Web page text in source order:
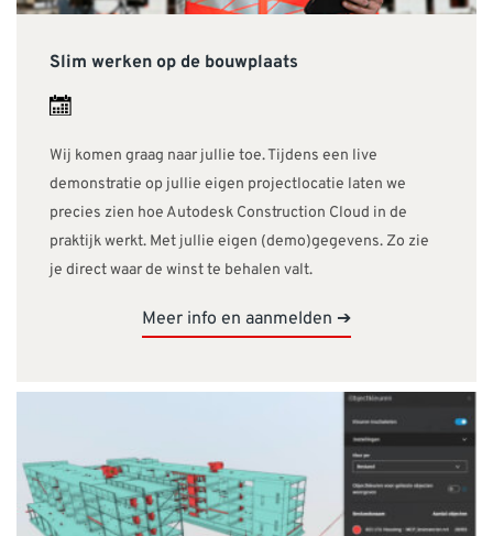
Slim werken op de bouwplaats
Wij komen graag naar jullie toe. Tijdens een live
demonstratie op jullie eigen projectlocatie laten we
precies zien hoe Autodesk Construction Cloud in de
praktijk werkt. Met jullie eigen (demo)gegevens. Zo zie
je direct waar de winst te behalen valt.
Meer info en aanmelden ➔